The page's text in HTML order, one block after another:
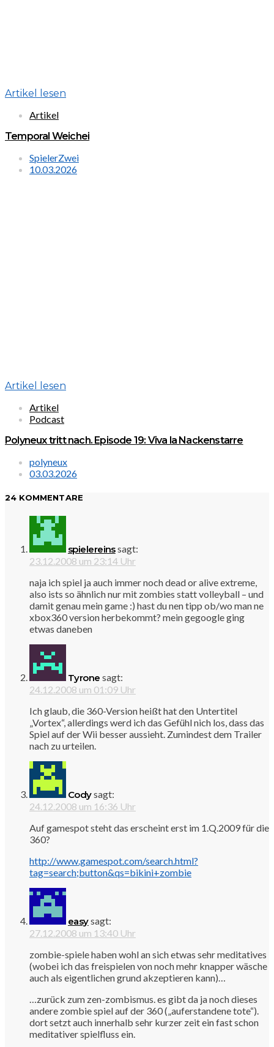
Artikel lesen
Artikel
Temporal Weichei
SpielerZwei
10.03.2026
Artikel lesen
Artikel
Podcast
Polyneux tritt nach. Episode 19: Viva la Nackenstarre
polyneux
03.03.2026
24 KOMMENTARE
spielereinssagt:
23.12.2008 um 23:14 Uhr
naja ich spiel ja auch immer noch dead or alive extreme,
also ists so ähnlich nur mit zombies statt volleyball – und
damit genau mein game :) hast du nen tipp ob/wo man ne
xbox360 version herbekommt? mein gegoogle ging
etwas daneben
Tyrone sagt:
24.12.2008 um 01:09 Uhr
Ich glaub, die 360-Version heißt hat den Untertitel
„Vortex“, allerdings werd ich das Gefühl nich los, dass das
Spiel auf der Wii besser aussieht. Zumindest dem Trailer
nach zu urteilen.
Codysagt:
24.12.2008 um 16:36 Uhr
Auf gamespot steht das erscheint erst im 1.Q.2009 für die
360?
http://www.gamespot.com/search.html?
tag=search;button&qs=bikini+zombie
easysagt:
27.12.2008 um 13:40 Uhr
zombie-spiele haben wohl an sich etwas sehr meditatives
(wobei ich das freispielen von noch mehr knapper wäsche
auch als eigentlichen grund akzeptieren kann)…
…zurück zum zen-zombismus. es gibt da ja noch dieses
andere zombie spiel auf der 360 („auferstandene tote“).
dort setzt auch innerhalb sehr kurzer zeit ein fast schon
meditativer spielfluss ein.